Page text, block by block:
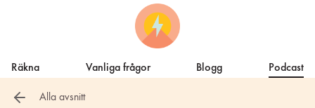
Räkna Vanliga frågor Blogg Podcast
Alla avsnitt